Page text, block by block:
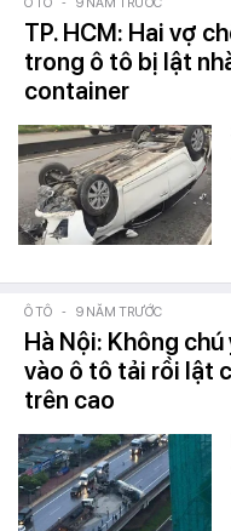
TP. HCM: Hai vợ
trong ô tô bị lật
container
Ô TÔ - 9 NĂM TRƯỚC
Hà Nội: Không
vào ô tô tải rồi lật
trên cao